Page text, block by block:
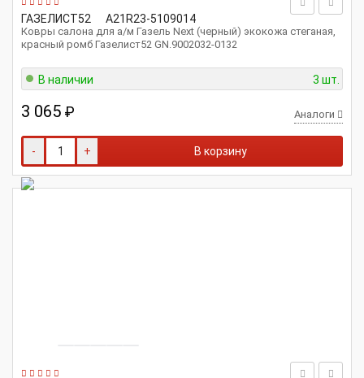
ГАЗЕЛИСТ52 A21R23-5109014
Ковры салона для а/м Газель Next (черный) экокожа стеганая,
красный ромб Газелист52 GN.9002032-0132
В наличии 3 шт.
3 065 ₽ Аналоги
- + В корзину